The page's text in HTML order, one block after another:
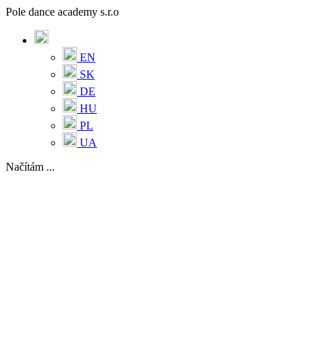
Pole dance academy s.r.o
EN
SK
DE
HU
PL
UA
Načítám ...